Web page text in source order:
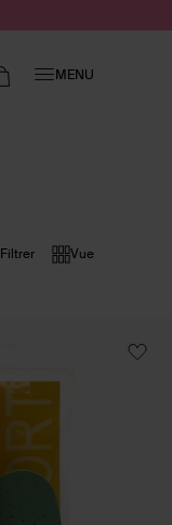
MENU
Filtrer Vue